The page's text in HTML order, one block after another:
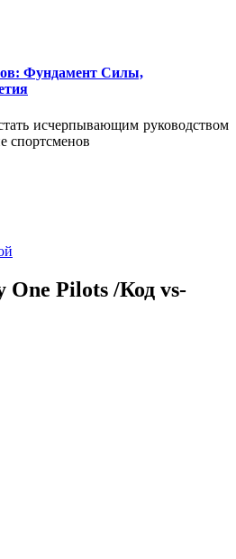
Фундамент Силы,
исчерпывающим руководством
спортсменов
Pilots /Код vs-